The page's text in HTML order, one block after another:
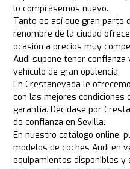
lo comprásemos nuevo.
Tanto es así que gran parte
renombre de la ciudad
ocasión a precios muy
Audi supone tener
vehículo de gran opulencia.
En Crestanevada le
con las mejores condiciones
garantía. Decídase por
de confianza en Sevilla.
En nuestro catálogo online,
modelos de coches Audi en
equipamientos disponibles y